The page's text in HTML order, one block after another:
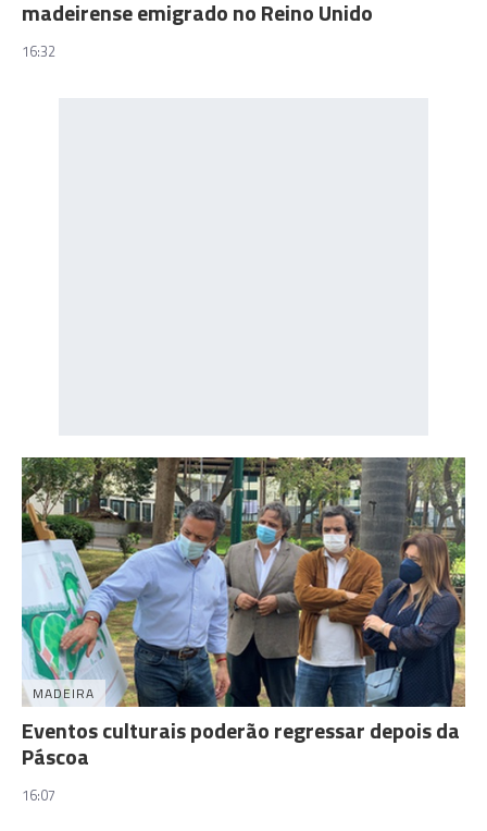
madeirense emigrado no Reino Unido
16:32
MADEIRA
Eventos culturais poderão regressar depois da
Páscoa
16:07